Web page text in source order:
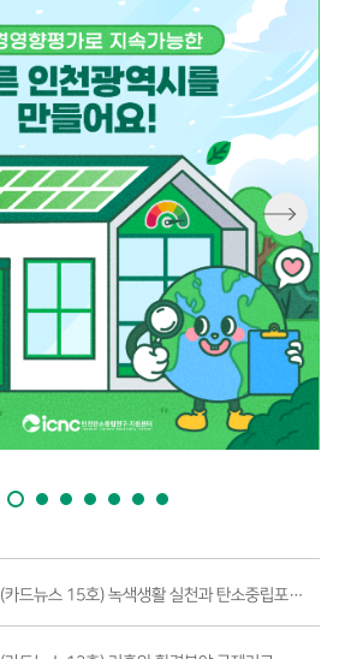
(카드뉴스 15호) 녹색생활 실천과 탄소중립포인트 적립